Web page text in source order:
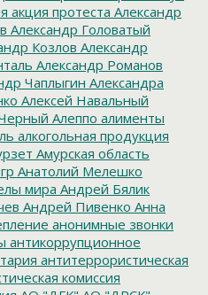
акция протеста Александр
Александр Головатый
Козлов Александр
Александр Романов
Чаплыгин Александра
Алексей Навальный
Алеппо алименты
алкогольная продукция
Амурская область
Анатолий Мелешко
мира Андрей Бялик
Андрей Пивенко Анна
анонимные звонки
антикоррупционное
антитеррористическая
комиссия